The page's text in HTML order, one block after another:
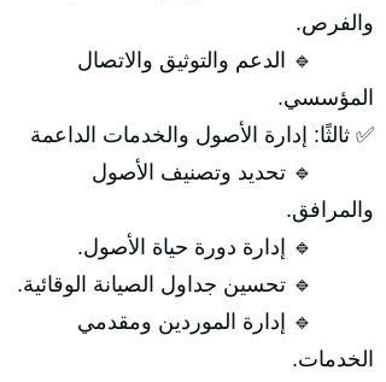
والفرص.
🔹 الدعم والتوثيق والاتصال
المؤسسي.
✅ ثالثًا: إدارة الأصول والخدمات الداعمة
🔹 تحديد وتصنيف الأصول
والمرافق.
🔹 إدارة دورة حياة الأصول.
🔹 تحسين جداول الصيانة الوقائية.
🔹 إدارة الموردين ومقدمي
الخدمات.